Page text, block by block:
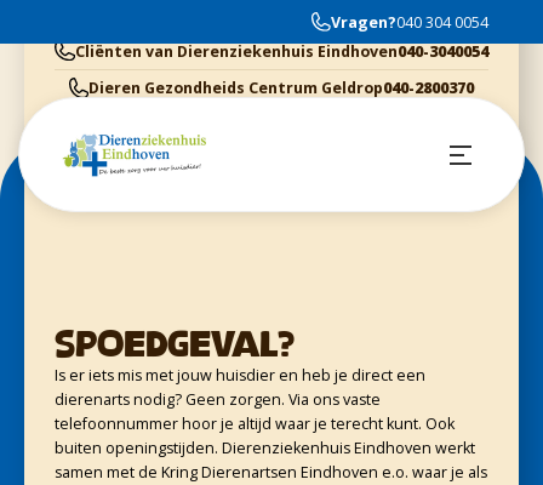
Vragen?040 304 0054
Veldig god service og hyggelig personale
Cliënten van Dierenziekenhuis Eindhoven040-3040054
Dieren Gezondheids Centrum Geldrop040-2800370
Cliënten van Evidensia praktijken
040-3035153
Spoedgeval?
Is er iets mis met jouw huisdier en heb je direct een
dierenarts nodig? Geen zorgen. Via ons vaste
telefoonnummer hoor je altijd waar je terecht kunt. Ook
buiten openingstijden. Dierenziekenhuis Eindhoven werkt
samen met de Kring Dierenartsen Eindhoven e.o. waar je als